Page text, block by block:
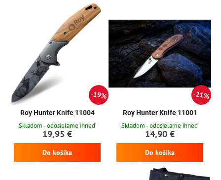
19%
Roy Hunter Knife 11004
Skladom - odosielame ihneď
19,95 €
Do košíka
21%
Roy Hunter Knife 11001
Skladom - odosielame ihneď
14,90 €
Do košíka